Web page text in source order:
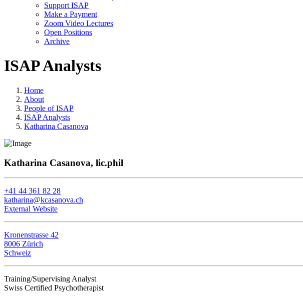
Support ISAP
Make a Payment
Zoom Video Lectures
Open Positions
Archive
ISAP Analysts
Home
About
People of ISAP
ISAP Analysts
Katharina Casanova
Katharina Casanova, lic.phil
+41 44 361 82 28
katharina@kcasanova.ch
External Website
Kronenstrasse 42
8006 Zürich
Schweiz
Training/Supervising Analyst
Swiss Certified Psychotherapist